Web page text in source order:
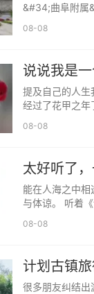
付出过多少努
来美一点，现在
，是用健康换取
心存喜乐，认真
时，精神抖擞地
，不灰心，不
，没有一劳永逸
可能所有的好处
接受命的残缺和
&#34;曲阜附属
08-08
说说我是
提及自己的人生
经过了花甲之年
08-08
太好听了
有真诚与
能在人海之中
与体谅。 听着
08-08
计划古镇
择建议
很多朋友纠结出